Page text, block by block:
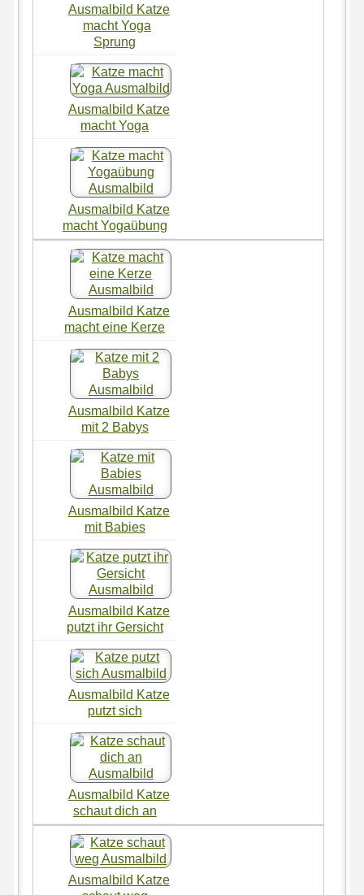
Ausmalbild Katze
macht Yoga
Sprung
Ausmalbild Katze
macht Yoga
Ausmalbild Katze
macht Yogaübung
Ausmalbild Katze
macht eine Kerze
Ausmalbild Katze
mit 2 Babys
Ausmalbild Katze
mit Babies
Ausmalbild Katze
putzt ihr Gersicht
Ausmalbild Katze
putzt sich
Ausmalbild Katze
schaut dich an
Ausmalbild Katze